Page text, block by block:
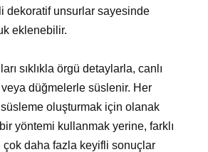
dekoratif unsurlar sayesinde
eklenebilir.
sıklıkla örgü detaylarla, canlı
düğmelerle süslenir. Her
süsleme oluşturmak için olanak
yöntemi kullanmak yerine, farklı
daha fazla keyifli sonuçlar